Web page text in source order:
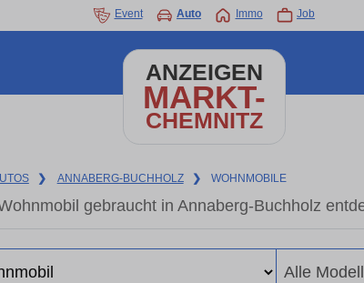
Event Auto Immo Job
ANZEIGEN
MARKT-
CHEMNITZ
❯ ANNABERG-BUCHHOLZ ❯ WOHNMOBILE
gebraucht in Annaberg-Buchholz